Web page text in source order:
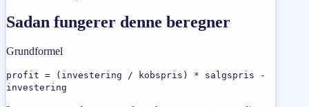
Sadan fungerer denne beregner
Grundformel
profit = (investering / kobspris) * salgspris -
investering